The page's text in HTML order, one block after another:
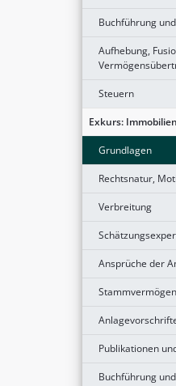
Buchführung
Aufhebung,
Steuern
Exkurs:
Grundlagen
Rechtsnatur,
Verbreitung
Ansprüche der
Publikationen
Buchführung